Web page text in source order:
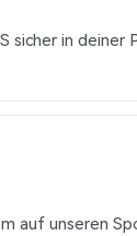
sicher in deiner
auf unseren